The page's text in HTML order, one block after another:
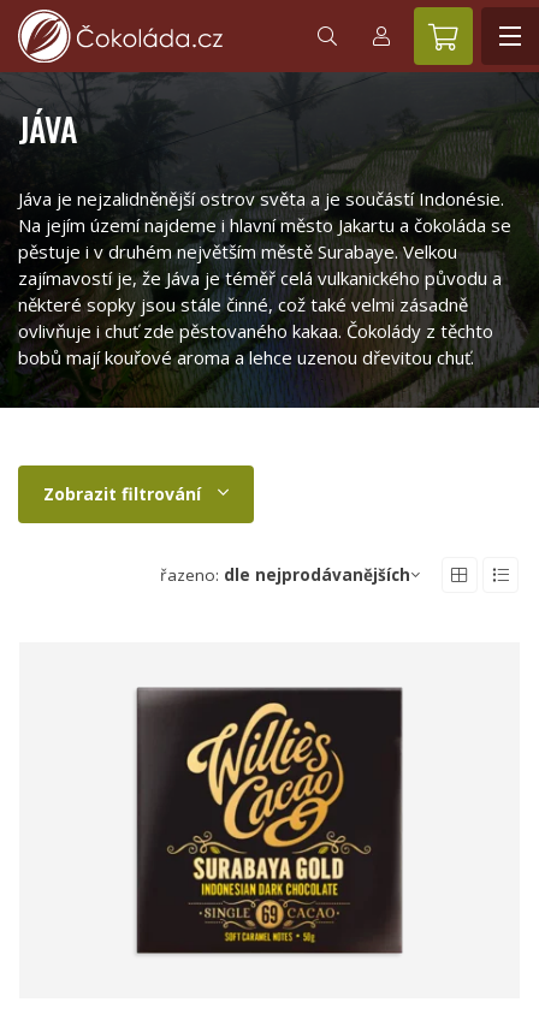
JÁVA
Jáva je nejzalidněnější ostrov světa a je součástí Indonésie.
Na jejím území najdeme i hlavní město Jakartu a čokoláda se
pěstuje i v druhém největším městě Surabaye. Velkou
zajímavostí je, že Jáva je téměř celá vulkanického původu a
některé sopky jsou stále činné, což také velmi zásadně
ovlivňuje i chuť zde pěstovaného kakaa. Čokolády z těchto
bobů mají kouřové aroma a lehce uzenou dřevitou chuť.
Zobrazit filtrování
řazeno: dle nejprodávanějších